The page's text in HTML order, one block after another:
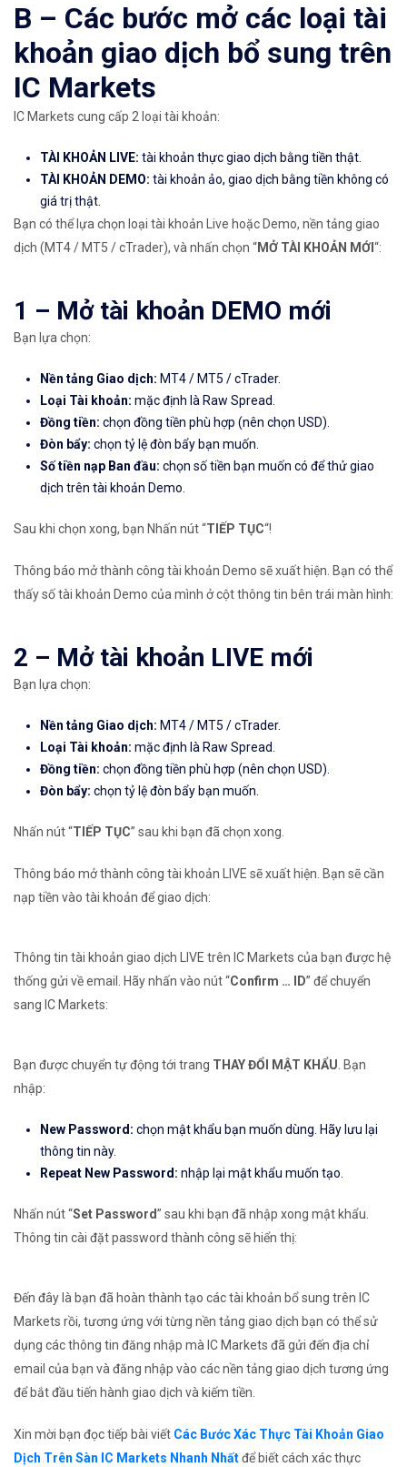
B – Các bước mở các loại tài
khoản giao dịch bổ sung trên
IC Markets
IC Markets cung cấp 2 loại tài khoản:
TÀI KHOẢN LIVE: tài khoản thực giao dịch bằng tiền thật.
TÀI KHOẢN DEMO: tài khoản ảo, giao dịch bằng tiền không có
giá trị thật.
Bạn có thể lựa chọn loại tài khoản Live hoặc Demo, nền tảng giao
dịch (MT4 / MT5 / cTrader), và nhấn chọn “MỞ TÀI KHOẢN MỚI “:
1 – Mở tài khoản DEMO mới
Bạn lựa chọn:
Nền tảng Giao dịch: MT4 / MT5 / cTrader.
Loại Tài khoản: mặc định là Raw Spread.
Đồng tiền: chọn đồng tiền phù hợp (nên chọn USD).
Đòn bẩy: chọn tỷ lệ đòn bẩy bạn muốn.
Số tiền nạp Ban đầu: chọn số tiền bạn muốn có để thử giao
dịch trên tài khoản Demo.
Sau khi chọn xong, bạn Nhấn nút “TIẾP TỤC“!
Thông báo mở thành công tài khoản Demo sẽ xuất hiện. Bạn có thể
thấy số tài khoản Demo của mình ở cột thông tin bên trái màn hình:
2 – Mở tài khoản LIVE mới
Bạn lựa chọn:
Nền tảng Giao dịch: MT4 / MT5 / cTrader.
Loại Tài khoản: mặc định là Raw Spread.
Đồng tiền: chọn đồng tiền phù hợp (nên chọn USD).
Đòn bẩy: chọn tỷ lệ đòn bẩy bạn muốn.
Nhấn nút “TIẾP TỤC” sau khi bạn đã chọn xong.
Thông báo mở thành công tài khoản LIVE sẽ xuất hiện. Bạn sẽ cần
nạp tiền vào tài khoản để giao dịch:
Thông tin tài khoản giao dịch LIVE trên IC Markets của bạn được hệ
thống gửi về email. Hãy nhấn vào nút “Confirm … ID” để chuyển
sang IC Markets:
Bạn được chuyển tự động tới trang THAY ĐỔI MẬT KHẨU. Bạn
nhập:
New Password: chọn mật khẩu bạn muốn dùng. Hãy lưu lại
thông tin này.
Repeat New Password: nhập lại mật khẩu muốn tạo.
Nhấn nút “Set Password” sau khi bạn đã nhập xong mật khẩu.
Thông tin cài đặt password thành công sẽ hiển thị:
Đến đây là bạn đã hoàn thành tạo các tài khoản bổ sung trên IC
Markets rồi, tương ứng với từng nền tảng giao dịch bạn có thể sử
dụng các thông tin đăng nhập mà IC Markets đã gửi đến địa chỉ
email của bạn và đăng nhập vào các nền tảng giao dịch tương ứng
để bắt đầu tiến hành giao dịch và kiếm tiền.
Xin mời bạn đọc tiếp bài viết Các Bước Xác Thực Tài Khoản Giao
Dịch Trên Sàn IC Markets Nhanh Nhấtđể biết cách xác thực